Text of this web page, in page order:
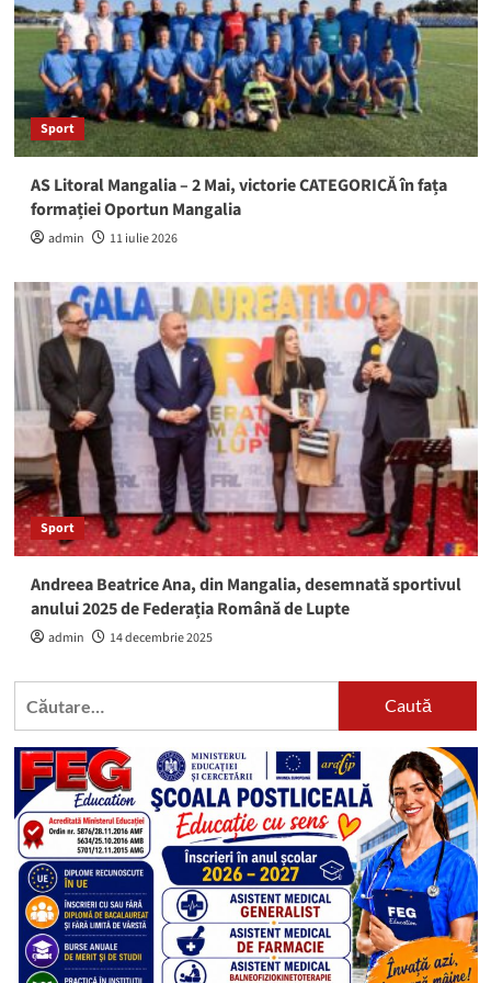
Sport
AS Litoral Mangalia – 2 Mai, victorie CATEGORICĂ în fața
formației Oportun Mangalia
admin 11 iulie 2026
Sport
Andreea Beatrice Ana, din Mangalia, desemnată sportivul
anului 2025 de Federația Română de Lupte
admin 14 decembrie 2025
Caută